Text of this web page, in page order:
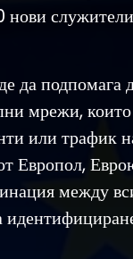
да подпомага
мрежи,
или трафик
Европол,
между